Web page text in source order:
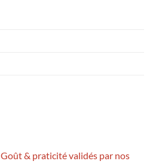
& praticité validés par nos